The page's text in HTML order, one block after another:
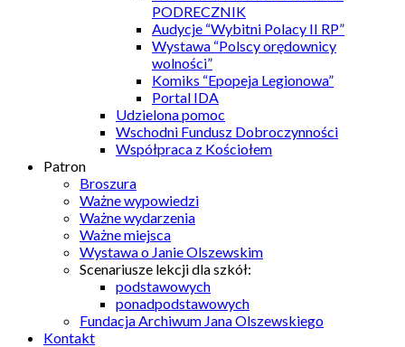
PODRECZNIK
Audycje “Wybitni Polacy II RP”
Wystawa “Polscy orędownicy
wolności”
Komiks “Epopeja Legionowa”
Portal IDA
Udzielona pomoc
Wschodni Fundusz Dobroczynności
Współpraca z Kościołem
Patron
Broszura
Ważne wypowiedzi
Ważne wydarzenia
Ważne miejsca
Wystawa o Janie Olszewskim
Scenariusze lekcji dla szkół:
podstawowych
ponadpodstawowych
Fundacja Archiwum Jana Olszewskiego
Kontakt